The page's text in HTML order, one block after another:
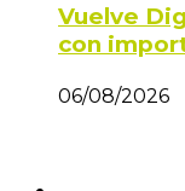
Vuelve
con
06/08/2026